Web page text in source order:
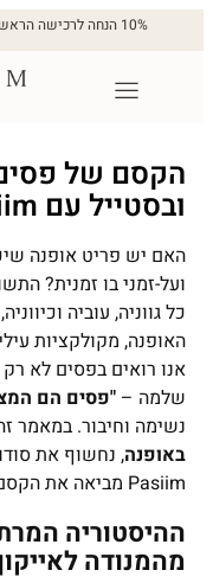
10% הנחה לרכישה הראשונה לנרשמות למעדון הלקוחות
הקסם של
ובסטייל עם Pasiim
האם יש פריט אופנה
ועל-זמני בו זמנית?
כל גווניה, עוביה
אנו רואים בפסים לא
שלמה – "פסים הם
נשימה וחיבור. במאמר
באופנה, נחשוף את
Pasiim מביאה את הקסם הזה לחייכם.
ההיסטוריה
מהמנודה